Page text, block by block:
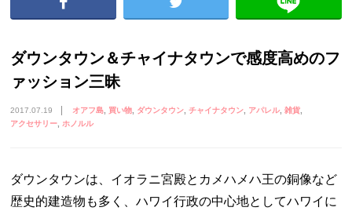
ダウンタウン＆チャイナタウンで感度高めのフ
ァッション三昧
2017.07.19 オアフ島 買い物 ダウンタウン チャイナタウン アパレル 雑貨
アクセサリー ホノルル
ダウンタウンは、イオラニ宮殿とカメハメハ王の銅像など
歴史的建造物も多く、ハワイ行政の中心地としてハワイに